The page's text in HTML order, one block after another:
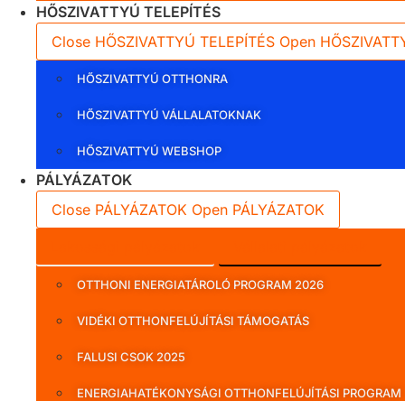
HŐSZIVATTYÚ TELEPÍTÉS
Close HŐSZIVATTYÚ TELEPÍTÉS Open
HŐSZIVATTYÚ OTTHONRA
HŐSZIVATTYÚ VÁLLALATOKNAK
HŐSZIVATTYÚ WEBSHOP
PÁLYÁZATOK
Close PÁLYÁZATOK Open PÁLYÁZATOK
OTTHONI ENERGIATÁROLÓ PROGRAM 2026
VIDÉKI OTTHONFELÚJÍTÁSI TÁMOGATÁS
FALUSI CSOK 2025
ENERGIAHATÉKONYSÁGI OTTHONFELÚJÍTÁSI PROGRAM